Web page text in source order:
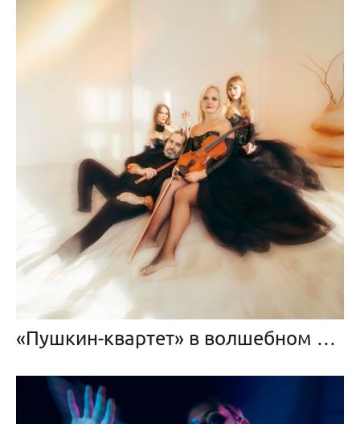
«Пушкин-квартет» в волшебном «Песке»